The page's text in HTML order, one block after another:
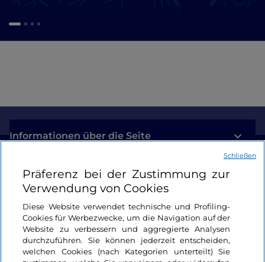
Informationen über die Seite
Nützliche Links
Login
Bleiben wir in Kontakt
Präferenz bei der Zustimmung zur
Verwendung von Cookies
Diese Website verwendet technische und Profiling-
Cookies für Werbezwecke, um die Navigation auf der
Website zu verbessern und aggregierte Analysen
durchzuführen. Sie können jederzeit entscheiden,
welchen Cookies (nach Kategorien unterteilt) Sie
Schließen